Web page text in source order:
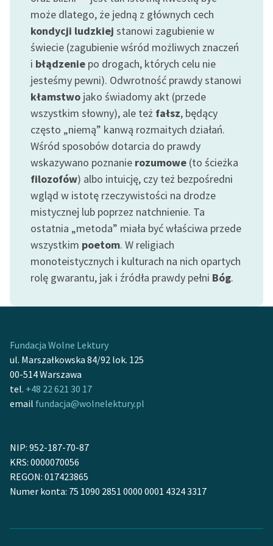
feministycznej
Ręce pełne poezji
Kolekcje edukacyjne
twórców przechodzących
do domeny publicznej,
lektur szkolnych oraz
Starego Testamentu
Odkurzamy bohaterów
Szkoła Poezji Wolnych
Lektur
O nas
Kontakt
O projekcie
Zespół
Wolnych Lektur
Logotypy
Materiały promocyjne
Dane fundacji i
sprawozdania finansowe
Informacja o treściach
może dlatego, że jedną z głównych cech
kondycji ludzkiej stanowi zagubienie w
świecie (zagubienie wśród możliwych znaczeń
i błądzenie po drogach, których celu nie
jesteśmy pewni). Odwrotność prawdy stanowi
kłamstwo jako świadomy akt (przede
wszystkim słowny), ale też fałsz, będący
często „niemą” kanwą rozmaitych działań.
Wśród sposobów dotarcia do prawdy
wskazywano poznanie rozumowe (to ścieżka
filozofów) albo intuicję, czy też bezpośredni
wgląd w istotę rzeczywistości na drodze
mistycznej lub poprzez natchnienie. Ta
ostatnia „metoda” miała być właściwa przede
wszystkim poetom. W religiach
monoteistycznych i kulturach na nich opartych
rolę gwarantu, jak i źródła prawdy pełni Bóg.
Fundacja Wolne Lektury
ul. Marszałkowska 84/92 lok. 125
00-514 Warszawa
tel. +48 22 621 30 17
email fundacja@wolnelektury.pl
NIP: 952-187-70-87
KRS: 0000070056
REGON: 017423865
Numer konta: 75 1090 2851 0000 0001 4324 3317